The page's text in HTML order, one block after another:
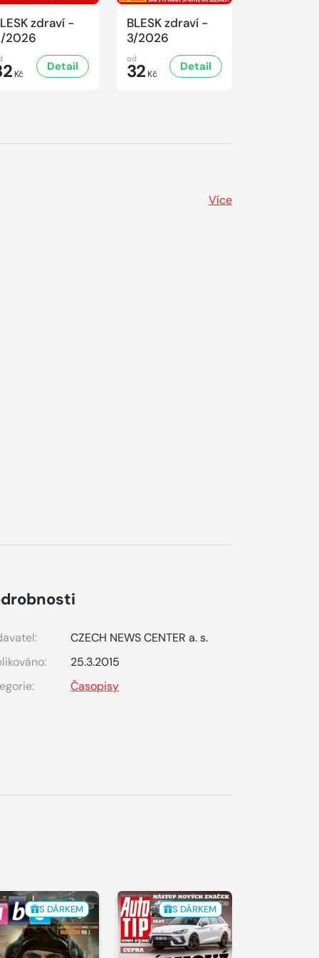
zdraví -
2026
Kč
Detail
BLESK zdraví -
3/2026
od
32 Kč
Detail
Více
CZECH NEWS CENTER a. s.
25.3.2015
Časopisy
S DÁRKEM S DÁRKEM